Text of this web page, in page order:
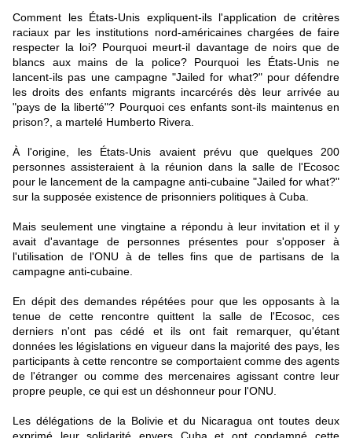
Comment les États-Unis expliquent-ils l'application de critères
raciaux par les institutions nord-américaines chargées de faire
respecter la loi? Pourquoi meurt-il davantage de noirs que de
blancs aux mains de la police? Pourquoi les États-Unis ne
lancent-ils pas une campagne "Jailed for what?" pour défendre
les droits des enfants migrants incarcérés dès leur arrivée au
"pays de la liberté"? Pourquoi ces enfants sont-ils maintenus en
prison?, a martelé Humberto Rivera.
À l'origine, les États-Unis avaient prévu que quelques 200
personnes assisteraient à la réunion dans la salle de l'Ecosoc
pour le lancement de la campagne anti-cubaine "Jailed for what?"
sur la supposée existence de prisonniers politiques à Cuba.
Mais seulement une vingtaine a répondu à leur invitation et il y
avait d'avantage de personnes présentes pour s'opposer à
l'utilisation de l'ONU à de telles fins que de partisans de la
campagne anti-cubaine.
En dépit des demandes répétées pour que les opposants à la
tenue de cette rencontre quittent la salle de l'Ecosoc, ces
derniers n'ont pas cédé et ils ont fait remarquer, qu'étant
données les législations en vigueur dans la majorité des pays, les
participants à cette rencontre se comportaient comme des agents
de l'étranger ou comme des mercenaires agissant contre leur
propre peuple, ce qui est un déshonneur pour l'ONU.
Les délégations de la Bolivie et du Nicaragua ont toutes deux